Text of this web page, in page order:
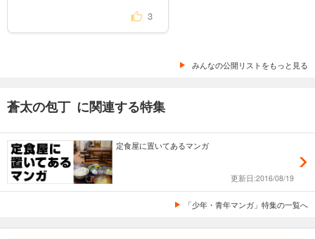
3
みんなの公開リストをもっと見る
蒼太の包丁 に関連する特集
定食屋に置いてあるマンガ
更新日:2016/08/19
「少年・青年マンガ」特集の一覧へ